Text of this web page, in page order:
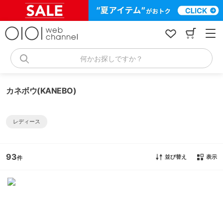
何かお探しですか？
カネボウ(KANEBO)
レディース
93 並び替え 表示